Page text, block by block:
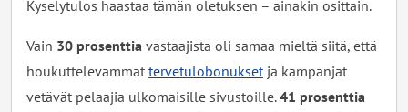
Kyselytulos haastaa tämän oletuksen – ainakin osittain.
Vain 30 prosenttia vastaajista oli samaa mieltä siitä, että
houkuttelevammat tervetulobonuksetja kampanjat
vetävät pelaajia ulkomaisille sivustoille.41 prosenttia